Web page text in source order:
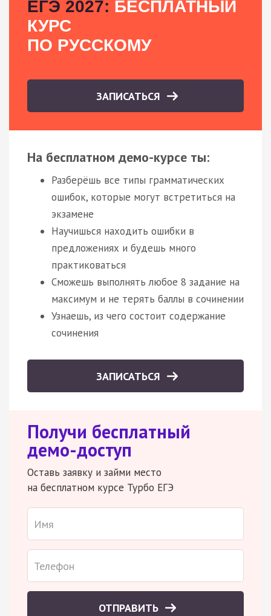
ЕГЭ 2027: БЕСПЛАТНЫЙ
КУРС
ПО РУССКОМУ
ЗАПИСАТЬСЯ
На бесплатном демо-курсе ты:
Разберёшь все типы грамматических
ошибок, которые могут встретиться на
экзамене
Научишься находить ошибки в
предложениях и будешь много
практиковаться
Сможешь выполнять любое 8 задание на
максимум и не терять баллы в сочинении
Узнаешь, из чего состоит содержание
сочинения
ЗАПИСАТЬСЯ
Получи бесплатный
демо-доступ
Оставь заявку и займи место
на бесплатном курсе Турбо ЕГЭ
ОТПРАВИТЬ